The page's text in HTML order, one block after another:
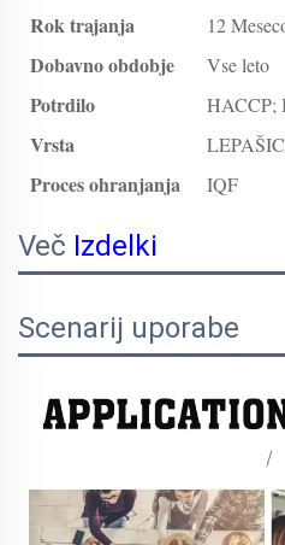
Rok trajanja 12
Dobavno obdobje Vse leto
Potrdilo HACCP;
Vrsta
Proces ohranjanja IQF
Več Izdelki
Scenarij uporabe